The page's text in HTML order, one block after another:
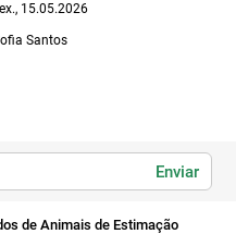
15.05.2026
Santos
Enviar
de Animais de Estimação